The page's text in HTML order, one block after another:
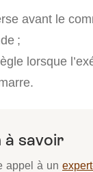
avant le
;
lorsque
à savoir
appel à un